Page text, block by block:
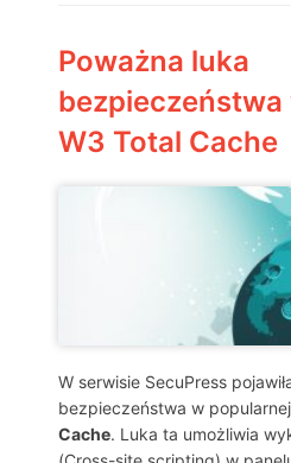
Poważna luka
W3 Total Cache
W serwisie SecuPress
bezpieczeństwa w
Cache. Luka ta umożliwia